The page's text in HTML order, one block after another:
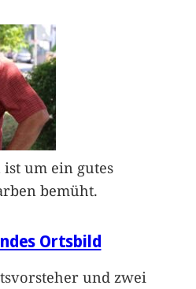
um ein gutes
bemüht.
Ortsbild
und zwei